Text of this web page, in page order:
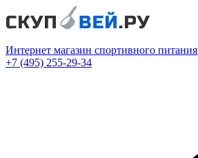
Интернет магазин спортивного питания
+7 (495) 255-29-34